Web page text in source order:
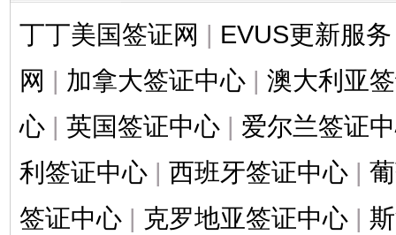
丁丁美国签证网 | EVUS更新服务
网 | 加拿大签证中心 | 澳大利亚
心 | 英国签证中心 | 爱尔兰签证
利签证中心 | 西班牙签证中心 |
签证中心 | 克罗地亚签证中心 |